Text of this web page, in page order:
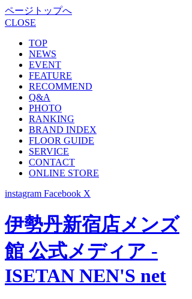
ページトップへ
CLOSE
TOP
NEWS
EVENT
FEATURE
RECOMMEND
Q&A
PHOTO
RANKING
BRAND INDEX
FLOOR GUIDE
SERVICE
CONTACT
ONLINE STORE
instagram Facebook X
伊勢丹新宿店メンズ
館 公式メディア -
ISETAN NEN'S net